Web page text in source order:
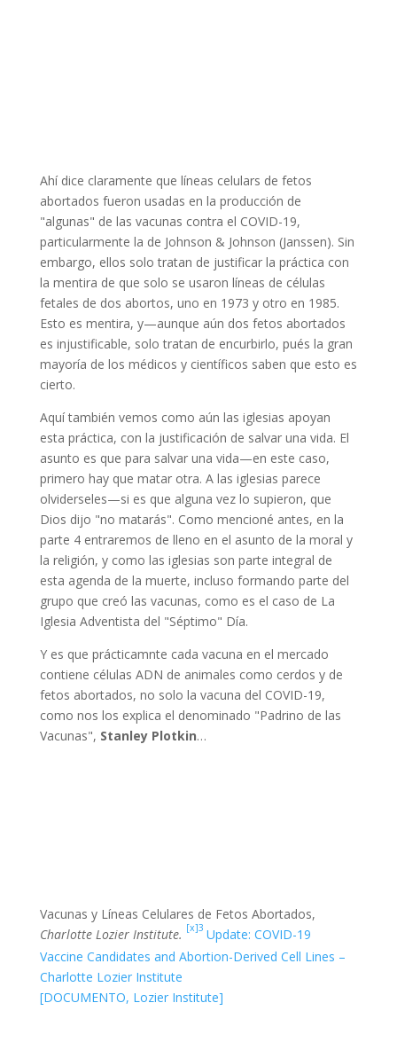
Ahí dice claramente que líneas celulars de fetos
abortados fueron usadas en la producción de
"algunas" de las vacunas contra el COVID-19,
particularmente la de Johnson & Johnson (Janssen). Sin
embargo, ellos solo tratan de justificar la práctica con
la mentira de que solo se usaron líneas de células
fetales de dos abortos, uno en 1973 y otro en 1985.
Esto es mentira, y—aunque aún dos fetos abortados
es injustificable, solo tratan de encurbirlo, pués la gran
mayoría de los médicos y científicos saben que esto es
cierto.
Aquí también vemos como aún las iglesias apoyan
esta práctica, con la justificación de salvar una vida. El
asunto es que para salvar una vida—en este caso,
primero hay que matar otra. A las iglesias parece
olviderseles—si es que alguna vez lo supieron, que
Dios dijo "no matarás". Como mencioné antes, en la
parte 4 entraremos de lleno en el asunto de la moral y
la religión, y como las iglesias son parte integral de
esta agenda de la muerte, incluso formando parte del
grupo que creó las vacunas, como es el caso de La
Iglesia Adventista del "Séptimo" Día.
Y es que prácticamnte cada vacuna en el mercado
contiene células ADN de animales como cerdos y de
fetos abortados, no solo la vacuna del COVID-19,
como nos los explica el denominado "Padrino de las
Vacunas", Stanley Plotkin…
Vacunas y Líneas Celulares de Fetos Abortados,
Charlotte Lozier Institute. [x]3 Update: COVID-19
Vaccine Candidates and Abortion-Derived Cell Lines –
Charlotte Lozier Institute
[DOCUMENTO, Lozier Institute]